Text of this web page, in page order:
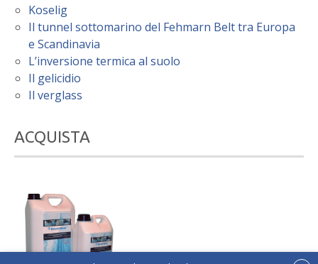
Koselig
Il tunnel sottomarino del Fehmarn Belt tra Europa
e Scandinavia
L’inversione termica al suolo
Il gelicidio
Il verglass
ACQUISTA